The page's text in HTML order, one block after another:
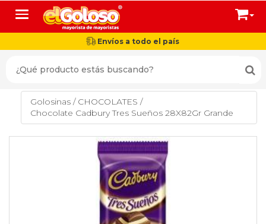
Toggle navigation
Envíos a todo el país
Golosinas / CHOCOLATES /
Chocolate Cadbury Tres Sueños 28X82Gr Grande